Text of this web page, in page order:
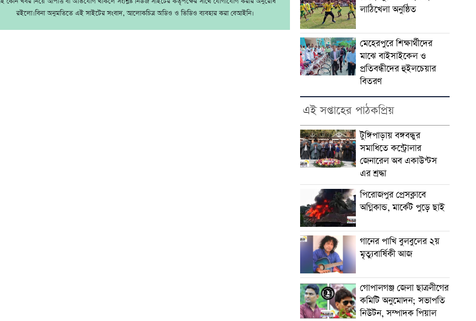
রইলো।বিনা অনুমতিতে এই সাইটের সংবাদ, আলোকচিত্র অডিও ও ভিডিও ব্যবহার করা বেআইনি।
লাঠিখেলা অনুষ্ঠিত
মেহেরপুরে শিক্ষার্থীদের
মাঝে বাইসাইকেল ও
প্রতিবন্ধীদের হুইলচেয়ার
বিতরণ
এই সপ্তাহের পাঠকপ্রিয়
টুঙ্গিপাড়ায় বঙ্গবন্ধুর
সমাধিতে কন্ট্রোলার
জেনারেল অব একাউন্টস
এর শ্রদ্ধা
পিরোজপুর প্রেসক্লাবে
অগ্নিকান্ড, মার্কেট পুড়ে ছাই
গানের পাখি বুলবুলের ২য়
মৃত্যুবার্ষিকী আজ
গোপালগঞ্জ জেলা ছাত্রলীগের
কমিটি অনুমোদন; সভাপতি
নিউটন, সম্পাদক পিয়াল